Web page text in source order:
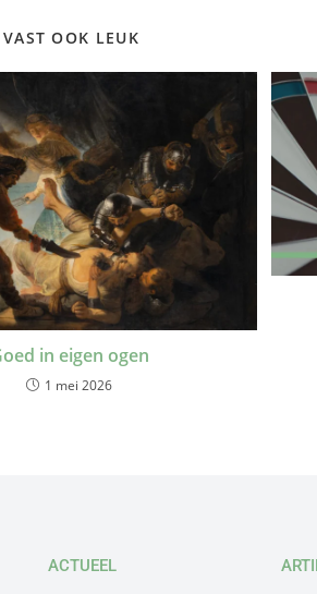
OOK LEUK
in eigen ogen
1 mei 2026
ACTUEEL